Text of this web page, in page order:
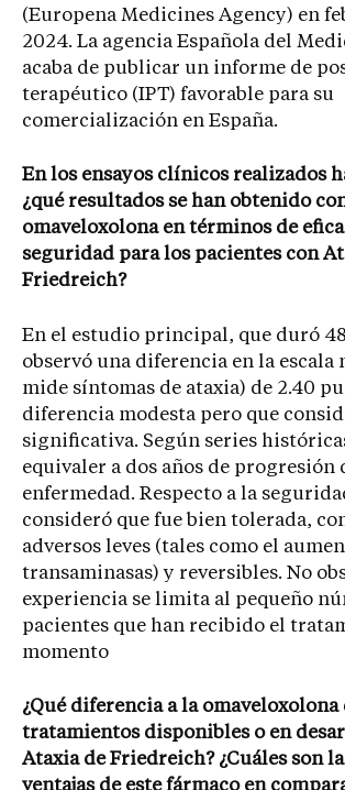
(Europena Medicines Agency) en
2024. La agencia Española del
acaba de publicar un informe de
terapéutico (IPT) favorable para su
comercialización en España.
En los ensayos clínicos realizados
¿qué resultados se han obtenido
omaveloxolona en términos de
seguridad para los pacientes con
Friedreich?
En el estudio principal, que duró 48
observó una diferencia en la escala
mide síntomas de ataxia) de 2.40
diferencia modesta pero que
significativa. Según series
equivaler a dos años de progresión
enfermedad. Respecto a la
consideró que fue bien tolerada,
adversos leves (tales como el
transaminasas) y reversibles. No
experiencia se limita al pequeño
pacientes que han recibido el
momento
¿Qué diferencia a la omaveloxolona
tratamientos disponibles o en
Ataxia de Friedreich? ¿Cuáles son